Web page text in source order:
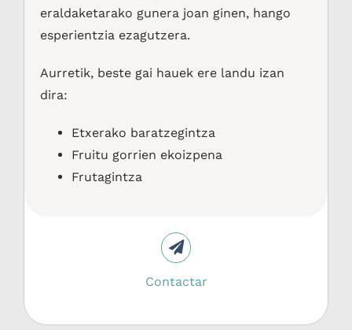
eraldaketarako gunera joan ginen, hango
esperientzia ezagutzera.
Aurretik, beste gai hauek ere landu izan
dira:
Etxerako baratzegintza
Fruitu gorrien ekoizpena
Frutagintza
Contactar